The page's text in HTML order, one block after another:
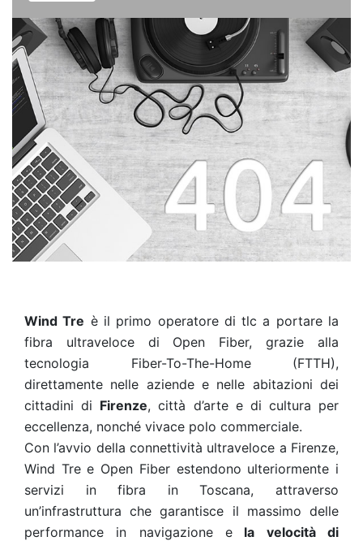
Wind Tre è il primo operatore di tlc a portare la
fibra ultraveloce di Open Fiber, grazie alla
tecnologia Fiber-To-The-Home (FTTH),
direttamente nelle aziende e nelle abitazioni dei
cittadini di Firenze, città d’arte e di cultura per
eccellenza, nonché vivace polo commerciale.
Con l’avvio della connettività ultraveloce a Firenze,
Wind Tre e Open Fiber estendono ulteriormente i
servizi in fibra in Toscana, attraverso
un’infrastruttura che garantisce il massimo delle
performance in navigazione e la velocità di